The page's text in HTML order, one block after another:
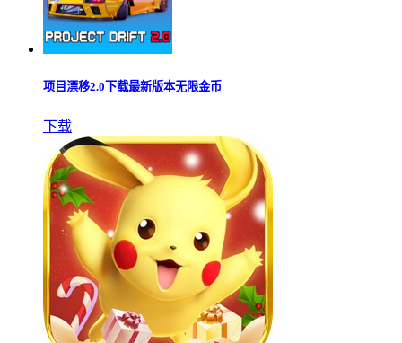
项目漂移2.0下载最新版本无限金币
下载